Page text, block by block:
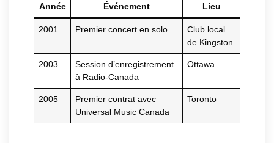
Année Événement Lieu
2001 Premier concert en solo
Club local
de Kingston
2003
Session d’enregistrement
à Radio-Canada
Ottawa
2005
Premier contrat avec
Universal Music Canada
Toronto